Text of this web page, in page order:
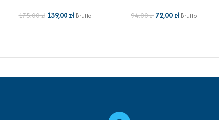
175,00zł 139,00zł Brutto 94,00zł 72,00zł Brutto